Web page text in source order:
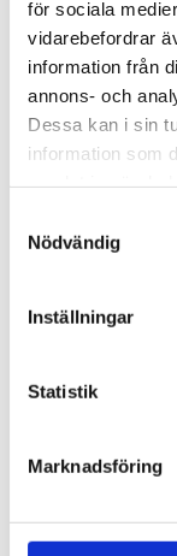
för sociala
vidarebefordrar
information från
annons- och
Dessa kan i sin
information som
Nödvändig
Inställningar
Statistik
Marknadsföring
Bli den första